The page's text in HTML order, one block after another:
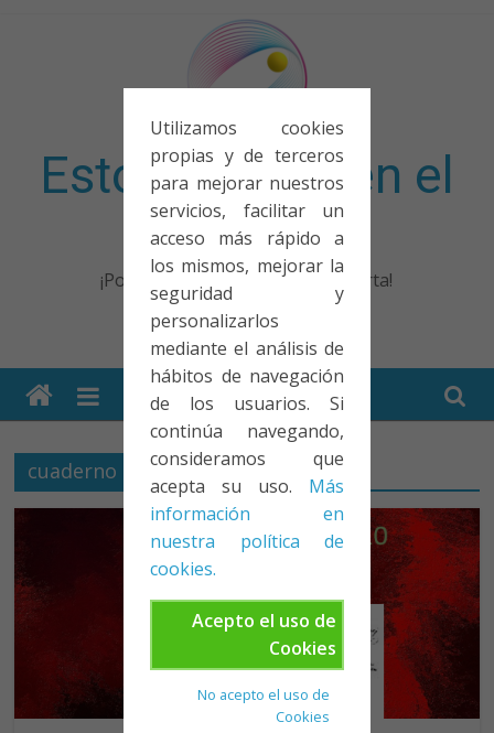
Utilizamos cookies
propias y de terceros
para mejorar nuestros
servicios, facilitar un
acceso más rápido a
los mismos, mejorar la
seguridad y
personalizarlos
mediante el análisis de
hábitos de navegación
de los usuarios. Si
continúa navegando,
consideramos que
acepta su uso. Más
información en
nuestra política de
cookies.
Acepto el uso de
Cookies
No acepto el uso de
Cookies
Esto no entra en el
examen
¡Porque no solo el examen importa!
cuaderno